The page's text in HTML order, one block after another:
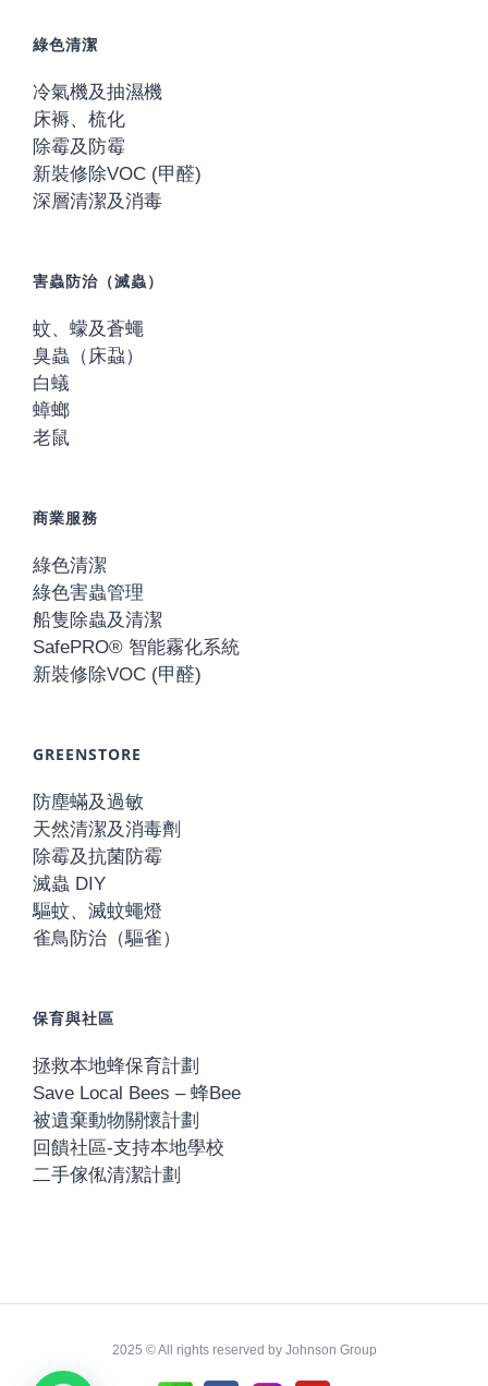
綠色清潔
冷氣機及抽濕機
床褥、梳化
除霉及防霉
新裝修除VOC (甲醛)
深層清潔及消毒
害蟲防治（滅蟲）
蚊、蠓及蒼蠅
臭蟲（床蝨）
白蟻
蟑螂
老鼠
商業服務
綠色清潔
綠色害蟲管理
船隻除蟲及清潔
SafePRO® 智能霧化系統
新裝修除VOC (甲醛)
GREENSTORE
防塵蟎及過敏
天然清潔及消毒劑
除霉及抗菌防霉
滅蟲 DIY
驅蚊、滅蚊蠅燈
雀鳥防治（驅雀）
保育與社區
拯救本地蜂保育計劃
Save Local Bees – 蜂Bee
被遺棄動物關懷計劃
回饋社區-支持本地學校
二手傢俬清潔計劃
2025 © All rights reserved by Johnson Group